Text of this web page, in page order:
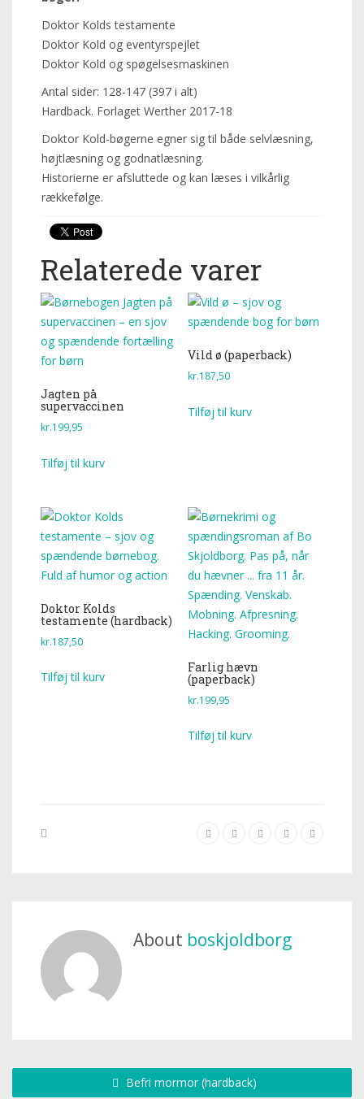
Doktor Kolds testamente
Doktor Kold og eventyrspejlet
Doktor Kold og spøgelsesmaskinen
Antal sider: 128-147 (397 i alt)
Hardback. Forlaget Werther 2017-18
Doktor Kold-bøgerne egner sig til både selvlæsning,
højtlæsning og godnatlæsning.
Historierne er afsluttede og kan læses i vilkårlig
rækkefølge.
Relaterede varer
Jagten på
supervaccinen
kr.199,95
Tilføj til kurv
Vild ø (paperback)
kr.187,50
Tilføj til kurv
Doktor Kolds
testamente (hardback)
kr.187,50
Tilføj til kurv
Farlig hævn
(paperback)
kr.199,95
Tilføj til kurv
About boskjoldborg
Befri mormor (hardback)